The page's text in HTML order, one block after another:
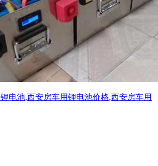
电池,西安房车用锂电池价格,西安房车用